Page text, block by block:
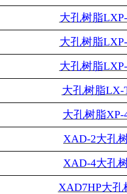
大孔树脂
大孔树脂
大孔树脂
大孔树脂LX-
大孔树脂XP-
XAD-2大孔
XAD-4大孔
XAD7HP大孔